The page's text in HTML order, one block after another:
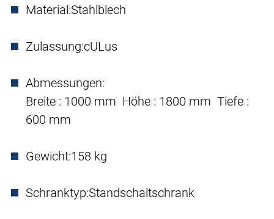
Material:Stahlblech
Zulassung:cULus
Abmessungen:
Breite : 1000 mm Höhe : 1800 mm Tiefe :
600 mm
Gewicht:158 kg
Schranktyp:Standschaltschrank